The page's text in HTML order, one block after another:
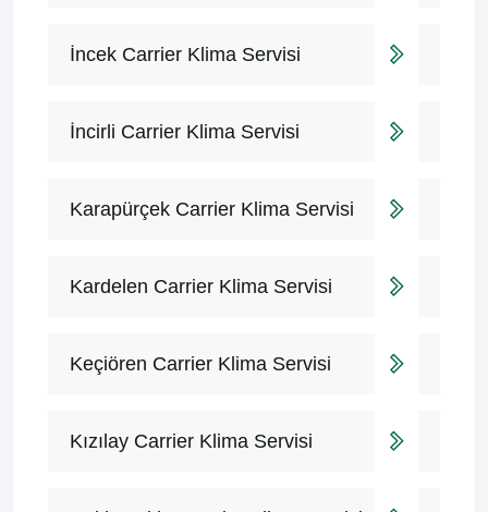
İncek Carrier Klima Servisi
İncirli Carrier Klima Servisi
Karapürçek Carrier Klima Servisi
Kardelen Carrier Klima Servisi
Keçiören Carrier Klima Servisi
Kızılay Carrier Klima Servisi